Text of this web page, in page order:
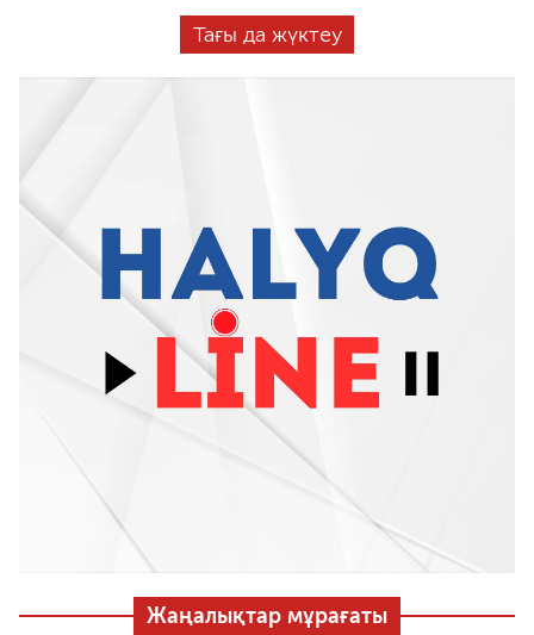
Тағы да жүктеу
Жаңалықтар мұрағаты